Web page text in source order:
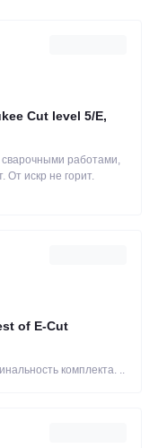
Cut level 5/Е,
работами,
искр не горит.
of E-Cut
комплекта. ..